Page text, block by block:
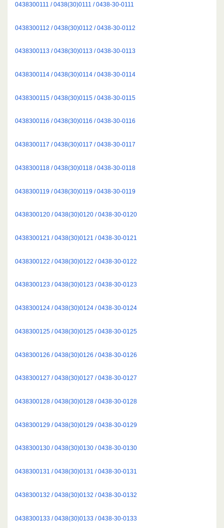
0438300111 / 0438(30)0111 / 0438-30-0111
0438300112 / 0438(30)0112 / 0438-30-0112
0438300113 / 0438(30)0113 / 0438-30-0113
0438300114 / 0438(30)0114 / 0438-30-0114
0438300115 / 0438(30)0115 / 0438-30-0115
0438300116 / 0438(30)0116 / 0438-30-0116
0438300117 / 0438(30)0117 / 0438-30-0117
0438300118 / 0438(30)0118 / 0438-30-0118
0438300119 / 0438(30)0119 / 0438-30-0119
0438300120 / 0438(30)0120 / 0438-30-0120
0438300121 / 0438(30)0121 / 0438-30-0121
0438300122 / 0438(30)0122 / 0438-30-0122
0438300123 / 0438(30)0123 / 0438-30-0123
0438300124 / 0438(30)0124 / 0438-30-0124
0438300125 / 0438(30)0125 / 0438-30-0125
0438300126 / 0438(30)0126 / 0438-30-0126
0438300127 / 0438(30)0127 / 0438-30-0127
0438300128 / 0438(30)0128 / 0438-30-0128
0438300129 / 0438(30)0129 / 0438-30-0129
0438300130 / 0438(30)0130 / 0438-30-0130
0438300131 / 0438(30)0131 / 0438-30-0131
0438300132 / 0438(30)0132 / 0438-30-0132
0438300133 / 0438(30)0133 / 0438-30-0133